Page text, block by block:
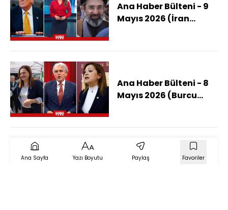
Ana Haber Bülteni - 9
Mayıs 2026 (İran
Ana Haber Bülteni - 8
Mayıs 2026 (Burcu
Ana Sayfa Yazı Boyutu Paylaş Favoriler